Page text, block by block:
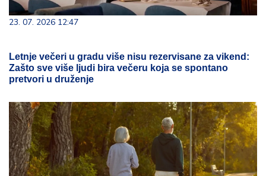
23. 07. 2026 12:47
Letnje večeri u gradu više nisu rezervisane za vikend:
Zašto sve više ljudi bira večeru koja se spontano
pretvori u druženje